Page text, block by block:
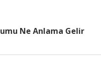
Ne Anlama Gelir